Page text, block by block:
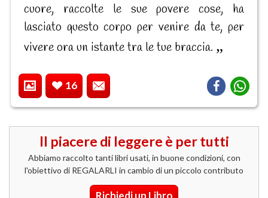
cuore, raccolte le sue povere cose, ha
lasciato questo corpo per venire da te, per
vivere ora un istante tra le tue braccia.
16
Il piacere di leggere è per tutti
Abbiamo raccolto tanti libri usati, in buone condizioni, con
l'obiettivo di REGALARLI in cambio di un piccolo contributo
Richiedi un Libro